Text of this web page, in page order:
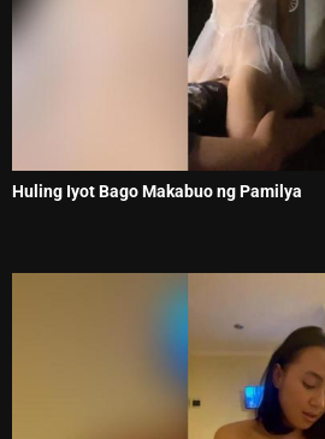
Huling Iyot Bago Makabuo ng Pamilya